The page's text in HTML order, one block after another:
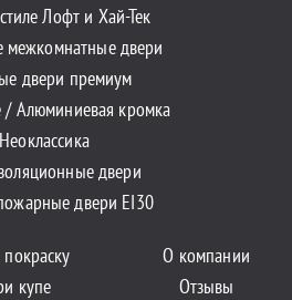
Лофт и Хай-Тек
межкомнатные двери
двери премиум
/ Алюминиевая кромка
Неоклассика
двери
двери EI30
купе
О компании
Отзывы